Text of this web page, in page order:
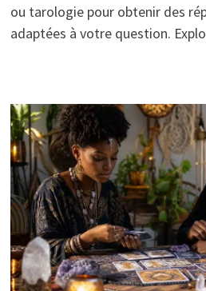
ou tarologie pour obtenir des
adaptées à votre question.